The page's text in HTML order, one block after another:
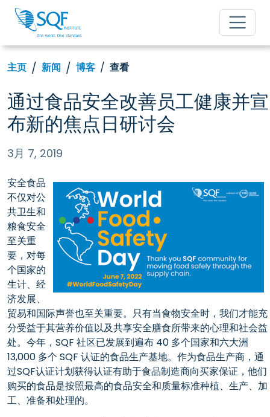
主页 新闻 博客 查看
通过食品安全改善员工健康并宣
布新的焦点日研讨会
3月 7, 2019
安全食品
不仅对公
共卫生和
粮食安全
至关重
要，对每
个国家的
生计、经
济发展、
贸易和国际声誉也至关重要。只有当食物安全时，我们才能充
分受益于其营养价值以及共享安全膳食所带来的心理和社会益
处。今年，SQF 社区已发展到遍布 40 多个国家和六大洲
13,000 多个 SQF 认证的食品生产基地。作为食品生产商，通
过SQF认证计划获得认证有助于食品制造商向买家保证，他们
购买的食品是按照最高的食品安全和质量标准种植、生产、加
工、准备和处理的。